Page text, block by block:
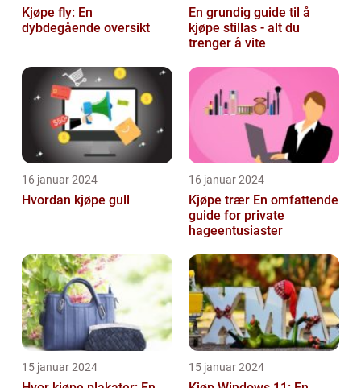
Kjøpe fly: En
dybdegående oversikt
En grundig guide til å
kjøpe stillas - alt du
trenger å vite
16 januar 2024
Hvordan kjøpe gull
16 januar 2024
Kjøpe trær En omfattende
guide for private
hageentusiaster
15 januar 2024 15 januar 2024